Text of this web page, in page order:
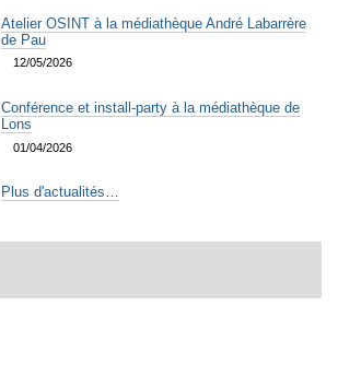
Atelier OSINT à la médiathèque André Labarrère
de Pau
12/05/2026
Conférence et install-party à la médiathèque de
Lons
01/04/2026
Plus d'actualités…